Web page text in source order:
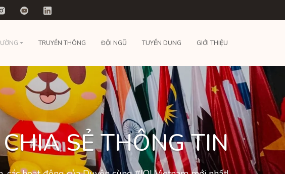
TRUYỀN THÔNG ĐỘI NGŨ TUYỂN DỤNG GIỚI THIỆU
SẺ THÔNG TIN